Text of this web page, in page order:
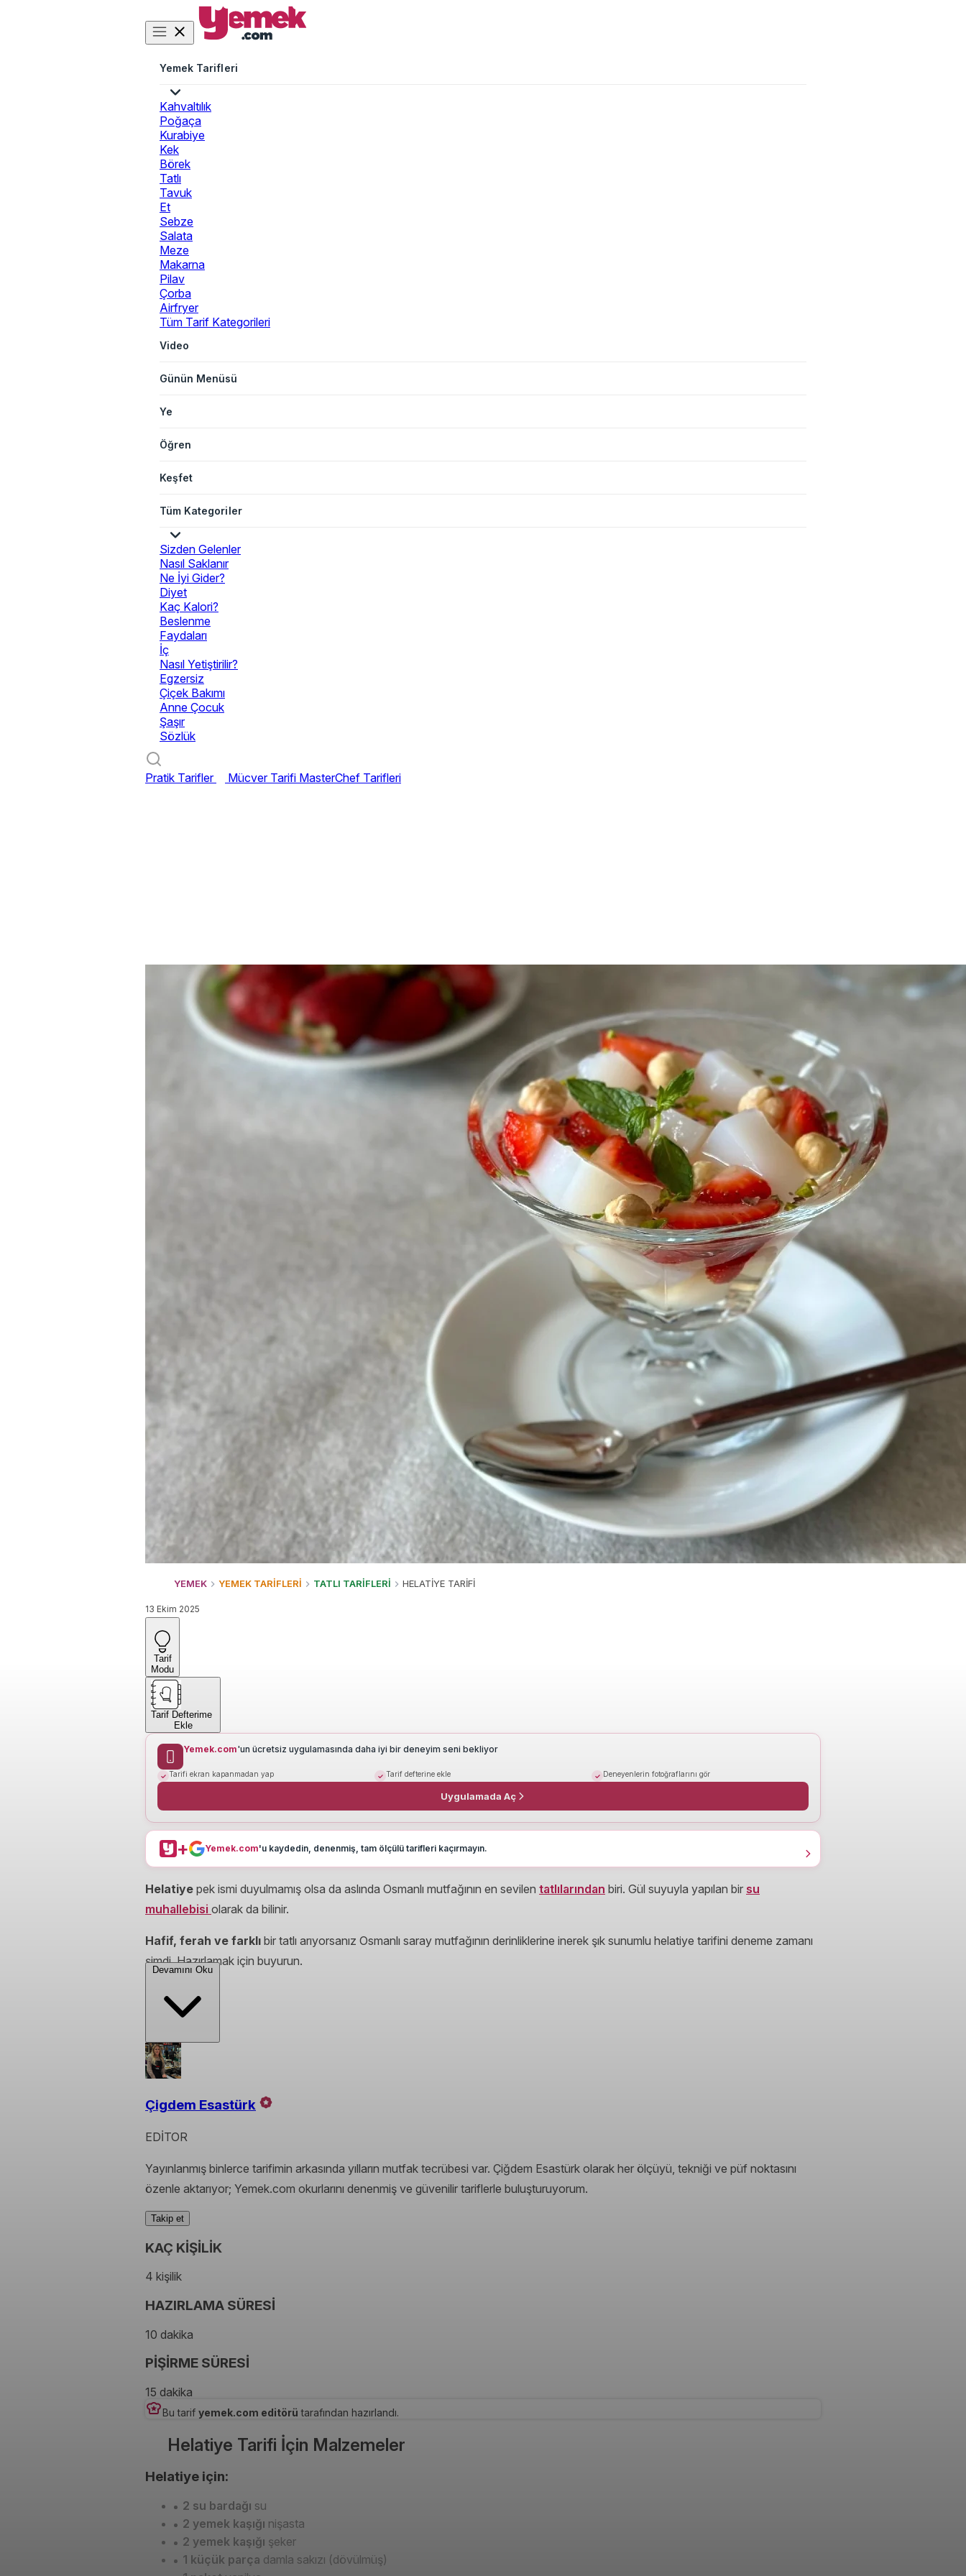
Yemek Tarifleri
Kahvaltılık
Poğaça
Kurabiye
Kek
Börek
Tatlı
Tavuk
Et
Sebze
Salata
Meze
Makarna
Pilav
Çorba
Airfryer
Tüm Tarif Kategorileri
Video
Günün Menüsü
Ye
Öğren
Keşfet
Tüm Kategoriler
Sizden Gelenler
Nasıl Saklanır
Ne İyi Gider?
Diyet
Kaç Kalori?
Beslenme
Faydaları
İç
Nasıl Yetiştirilir?
Egzersiz
Çiçek Bakımı
Anne Çocuk
Şaşır
Sözlük
Pratik Tarifler Mücver Tarifi MasterChef Tarifleri
YEMEK YEMEK TARİFLERİ TATLI TARİFLERİ HELATİYE TARİFİ
13 Ekim 2025
Tarif
Modu
Tarif Defterime
Ekle
Yemek.com'un ücretsiz uygulamasında daha iyi bir deneyim seni bekliyor
Tarifi ekran kapanmadan yap Tarif defterine ekle Deneyenlerin fotoğraflarını gör
Uygulamada Aç
+ Yemek.com'u kaydedin, denenmiş, tam ölçülü tarifleri kaçırmayın.
Helatiye pek ismi duyulmamış olsa da aslında Osmanlı mutfağının en sevilen tatlılarından biri. Gül suyuyla yapılan bir su
muhallebisi olarak da bilinir.
Hafif, ferah ve farklı bir tatlı arıyorsanız Osmanlı saray mutfağının derinliklerine inerek şık sunumlu helatiye tarifini deneme zamanı
şimdi. Hazırlamak için buyurun.
Devamını Oku
Çigdem Esastürk
EDİTOR
Yayınlanmış binlerce tarifimin arkasında yılların mutfak tecrübesi var. Çiğdem Esastürk olarak her ölçüyü, tekniği ve püf noktasını
özenle aktarıyor; Yemek.com okurlarını denenmiş ve güvenilir tariflerle buluşturuyorum.
Takip et
KAÇ KİŞİLİK
4 kişilik
HAZIRLAMA SÜRESİ
10 dakika
PİŞİRME SÜRESİ
15 dakika
Bu tarif yemek.com editörü tarafından hazırlandı.
Helatiye Tarifi İçin Malzemeler
Helatiye için:
2 su bardağı su
2 yemek kaşığı nişasta
2 yemek kaşığı şeker
1 küçük parça damla sakızı (dövülmüş)